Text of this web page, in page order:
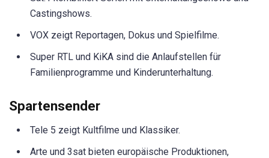
Castingshows.
VOX zeigt Reportagen, Dokus und Spielfilme.
Super RTL und KiKA sind die Anlaufstellen für
Familienprogramme und Kinderunterhaltung.
Spartensender
Tele 5 zeigt Kultfilme und Klassiker.
Arte und 3sat bieten europäische Produktionen,